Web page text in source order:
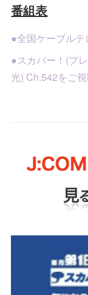
番組表
●全国ケーブル
●スカパー！(プ
光) Ch.542をご